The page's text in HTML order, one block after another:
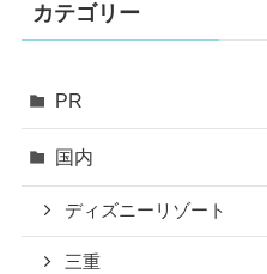
カテゴリー
PR
国内
ディズニーリゾート
三重